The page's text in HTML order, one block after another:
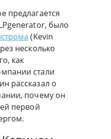
предлагается
было
(Kevin
несколько
как
стали
рассказал о
почему он
первой